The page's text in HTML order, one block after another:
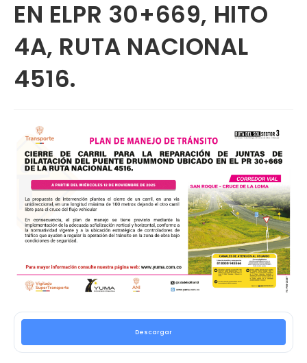
EN ELPR 30+669, HITO
4A, RUTA NACIONAL
4516.
Descargar